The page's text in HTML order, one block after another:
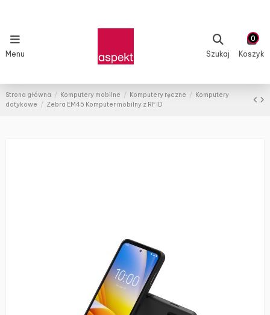
Menu Szukaj
0
Koszyk
Strona główna Komputery mobilne Komputery ręczne
Komputery
dotykowe
Zebra EM45 Komputer mobilny z RFID